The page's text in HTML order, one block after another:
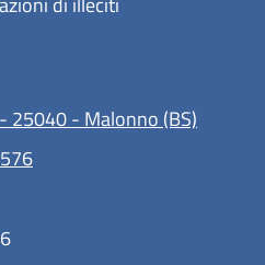
25040 - Malonno (BS)